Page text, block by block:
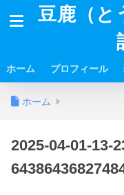
豆鹿（と
ホーム プロフィール
ホーム
2025-04-01-13-